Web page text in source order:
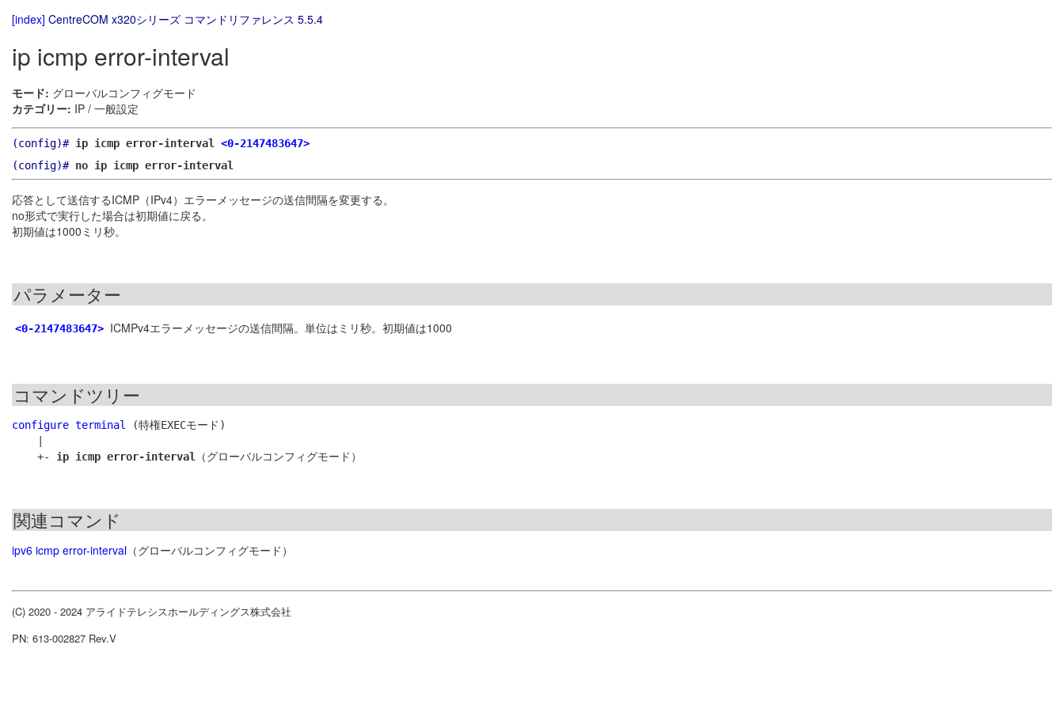
[index] CentreCOM x320シリーズ コマンドリファレンス 5.5.4
ip icmp error-interval
モード: グローバルコンフィグモード
カテゴリー: IP / 一般設定
(config)# ip icmp error-interval <0-2147483647>
(config)# no ip icmp error-interval
応答として送信するICMP（IPv4）エラーメッセージの送信間隔を変更する。
no形式で実行した場合は初期値に戻る。
初期値は1000ミリ秒。
パラメーター
<0-2147483647> ICMPv4エラーメッセージの送信間隔。単位はミリ秒。初期値は1000
コマンドツリー
configure terminal
(特権EXECモード)
    +-
ip icmp error-interval
関連コマンド
ipv6 icmp error-interval （グローバルコンフィグモード）
(C) 2020 - 2024 アライドテレシスホールディングス株式会社
PN: 613-002827 Rev.V